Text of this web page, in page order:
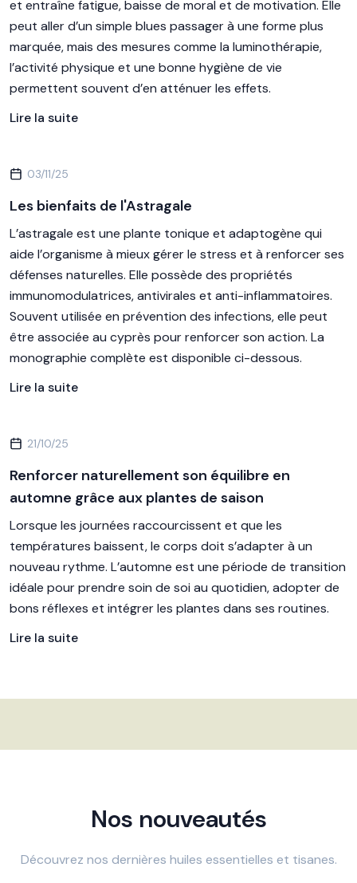
et entraîne fatigue, baisse de moral et de motivation. Elle
peut aller d’un simple blues passager à une forme plus
marquée, mais des mesures comme la luminothérapie,
l’activité physique et une bonne hygiène de vie
permettent souvent d’en atténuer les effets.
Lire la suite
03/11/25
Les bienfaits de l'Astragale
L’astragale est une plante tonique et adaptogène qui
aide l’organisme à mieux gérer le stress et à renforcer ses
défenses naturelles. Elle possède des propriétés
immunomodulatrices, antivirales et anti-inflammatoires.
Souvent utilisée en prévention des infections, elle peut
être associée au cyprès pour renforcer son action. La
monographie complète est disponible ci-dessous.
Lire la suite
21/10/25
Renforcer naturellement son équilibre en
automne grâce aux plantes de saison
Lorsque les journées raccourcissent et que les
températures baissent, le corps doit s’adapter à un
nouveau rythme. L’automne est une période de transition
idéale pour prendre soin de soi au quotidien, adopter de
bons réflexes et intégrer les plantes dans ses routines.
Lire la suite
Nos nouveautés
Découvrez nos dernières huiles essentielles et tisanes.